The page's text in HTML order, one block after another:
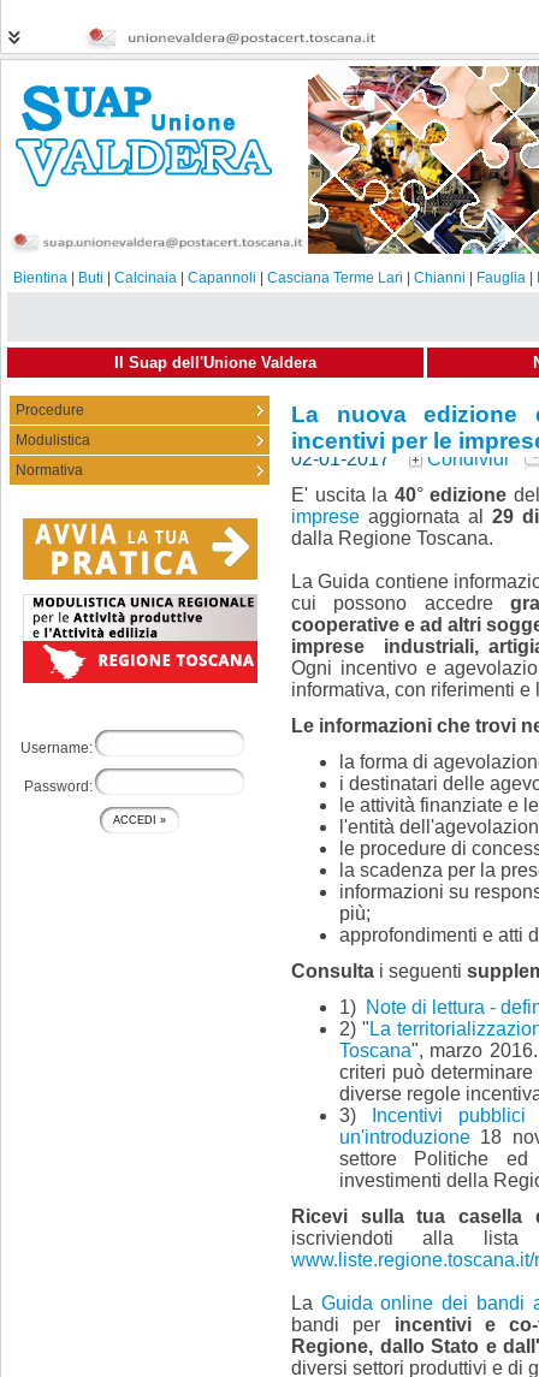
Bientina Buti Calcinaia Capannoli Casciana Terme Lari Chianni Fauglia
Il Suap dell'Unione Valdera
Procedure
Modulistica
Normativa
Username:
Password:
La nuova edizione
incentivi per le
02-01-2017
Condividi
E' uscita la 40°edizione
imprese aggiornata al
29
dalla Regione Toscana.
La Guida contiene
cui possono accedre
cooperative e ad altri
imprese
industriali,
Ogni incentivo e
informativa, con riferimenti
Le informazioni che trovi
la forma di
i destinatari delle
le attività finanziate e
l'entità
le procedure di
la scadenza per la
informazioni su
più;
approfondimenti e atti
Consulta i seguenti
1) Note di lettura -
2) " La
Toscana", marzo
criteri può
diverse regole
3)
Incentivi
un'introduzione 18
settore Politiche
investimenti della
Ricevi sulla tua casella
iscriviendoti alla
La Guida online dei bandi
bandi per incentivi e
Regione, dallo Stato e
diversi settori produttivi e di